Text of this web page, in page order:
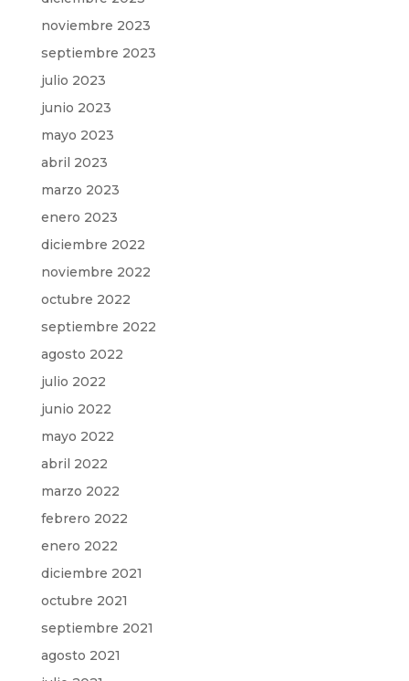
noviembre 2023
septiembre 2023
julio 2023
junio 2023
mayo 2023
abril 2023
marzo 2023
enero 2023
diciembre 2022
noviembre 2022
octubre 2022
septiembre 2022
agosto 2022
julio 2022
junio 2022
mayo 2022
abril 2022
marzo 2022
febrero 2022
enero 2022
diciembre 2021
octubre 2021
septiembre 2021
agosto 2021